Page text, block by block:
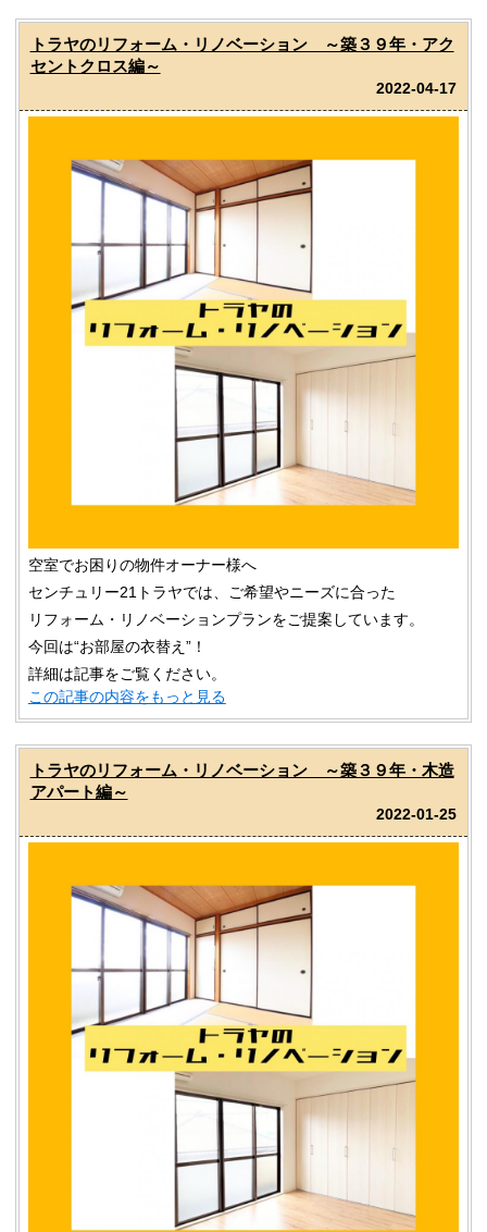
トラヤのリフォーム・リノベーション ～築３９年・アク
セントクロス編～
2022-04-17
空室でお困りの物件オーナー様へ
センチュリー21トラヤでは、ご希望やニーズに合った
リフォーム・リノベーションプランをご提案しています。
今回は“お部屋の衣替え”！
詳細は記事をご覧ください。
この記事の内容をもっと見る
トラヤのリフォーム・リノベーション ～築３９年・木造
アパート編～
2022-01-25